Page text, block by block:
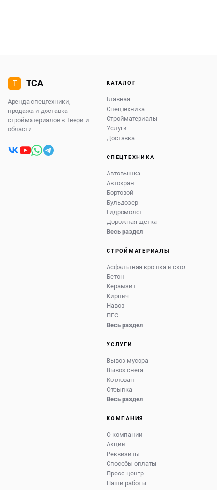
Аренда спецтехники,
продажа и доставка
стройматериалов в Твери и
области
КАТАЛОГ
Главная
Спецтехника
Стройматериалы
Услуги
Доставка
СПЕЦТЕХНИКА
Автовышка
Автокран
Бортовой
Бульдозер
Гидромолот
Дорожная щетка
Весь раздел
СТРОЙМАТЕРИАЛЫ
Асфальтная крошка и скол
Бетон
Керамзит
Кирпич
Навоз
ПГС
Весь раздел
УСЛУГИ
Вывоз мусора
Вывоз снега
Котлован
Отсыпка
Весь раздел
КОМПАНИЯ
О компании
Акции
Реквизиты
Способы оплаты
Пресс-центр
Наши работы